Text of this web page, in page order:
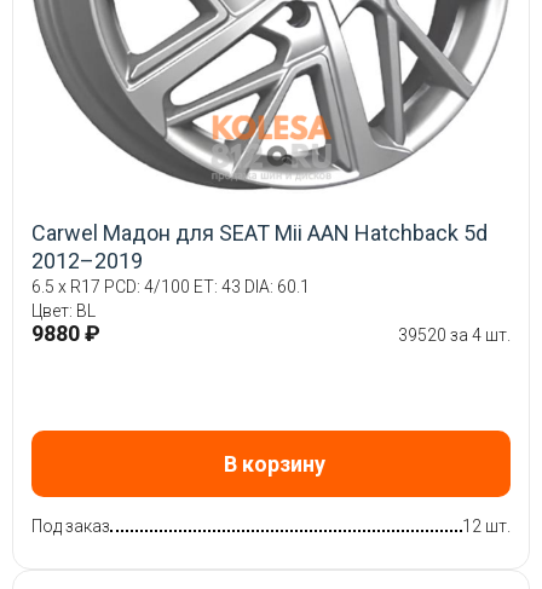
Carwel Мадон для SEAT Mii AAN Hatchback 5d
2012–2019
6.5 x R17 PCD: 4/100 ET: 43 DIA: 60.1
Цвет: BL
9880 ₽ 39520 за 4 шт.
В корзину
Под заказ 12 шт.